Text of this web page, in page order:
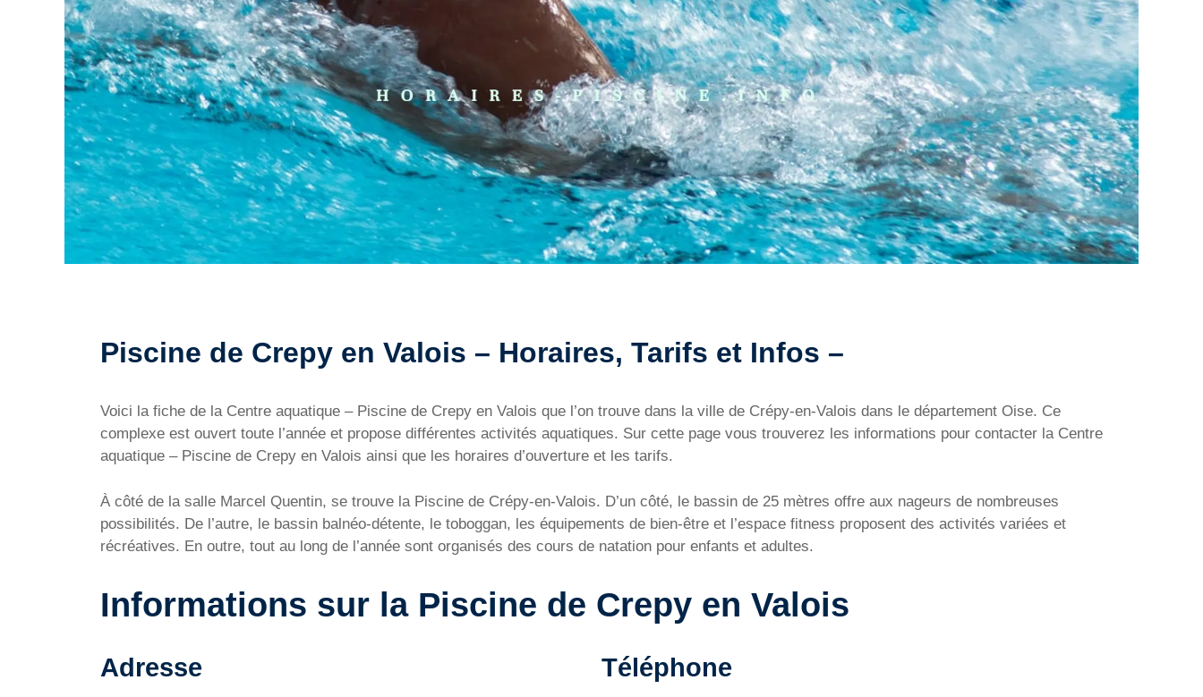
Piscine de Crepy en Valois – Horaires, Tarifs et Infos –
Voici la fiche de la Centre aquatique – Piscine de Crepy en Valois que l’on trouve dans la ville de Crépy-en-Valois dans le département Oise. Ce
complexe est ouvert toute l’année et propose différentes activités aquatiques. Sur cette page vous trouverez les informations pour contacter la Centre
aquatique – Piscine de Crepy en Valois ainsi que les horaires d’ouverture et les tarifs.
À côté de la salle Marcel Quentin, se trouve la Piscine de Crépy-en-Valois. D’un côté, le bassin de 25 mètres offre aux nageurs de nombreuses
possibilités. De l’autre, le bassin balnéo-détente, le toboggan, les équipements de bien-être et l’espace fitness proposent des activités variées et
récréatives. En outre, tout au long de l’année sont organisés des cours de natation pour enfants et adultes.
Informations sur la Piscine de Crepy en Valois
Adresse Téléphone